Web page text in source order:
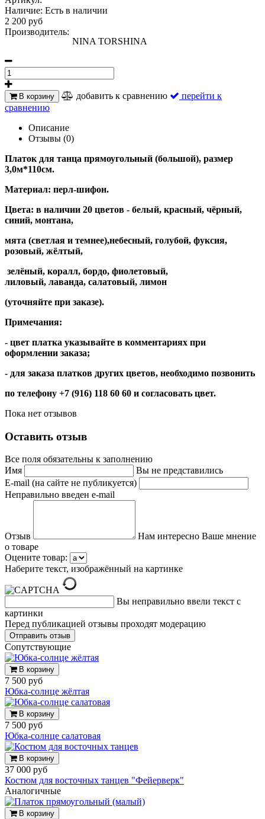
Наличие: Есть в наличии
2 200 руб
Производитель:
NINA TORSHINA
В корзину добавить к сравнению
перейти к
сравнению
Описание
Отзывы (0)
Платок для танца прямоугольный (большой), размер
3,0м*110см.
Материал: перл-шифон.
Цвета: в наличии 20 цветов - белый, красный, чёрный,
синий, монтана,
мята (светлая и темнее),небесный, голубой, фуксия,
розовый, жёлтый,
зелёный, коралл, бордо, фиолетовый,
лиловый, лаванда, салатовый, лимон
(уточняйте при заказе).
Примечания:
- цвет платка указывайте в комментариях при
оформлении заказа;
- для заказа платков других цветов, необходимо позвонить
по телефону +7 (916) 118 60 60 и согласовать цвет.
Пока нет отзывов
Оставить отзыв
Все поля обязательны к заполнению
Имя
Вы не представились
E-mail (на сайте не публикуется)
Неправильно введен e-mail
Отзыв
Нам интересно Ваше мнение
о товаре
Оцените товар:
Наберите текст, изображённый на картинке
Вы неправильно ввели текст с
картинки
Перед публикацией отзывы проходят модерацию
Cопутствующие
В корзину
7 500 руб
Юбка-солнце жёлтая
В корзину
7 500 руб
Юбка-солнце салатовая
В корзину
37 000 руб
Костюм для восточных танцев "Фейерверк"
Аналогичные
В корзину